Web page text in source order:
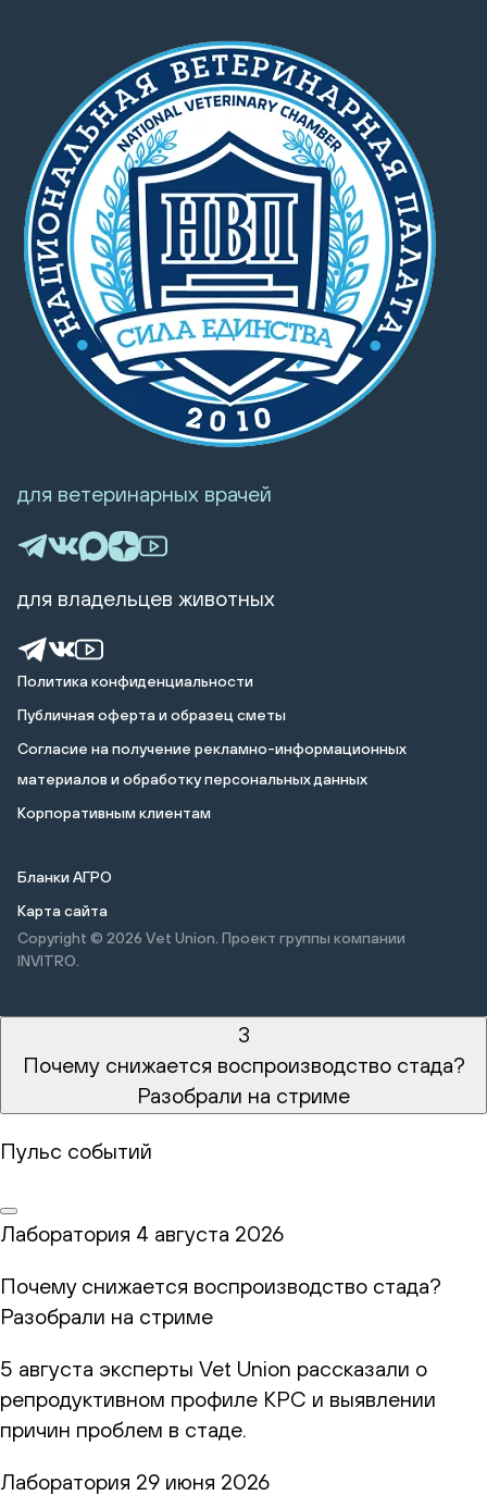
Политика конфиденциальности
Публичная оферта и образец сметы
Cогласие на получение рекламно-информационных
материалов и обработку персональных данных
Корпоративным клиентам
Бланки АГРО
Карта сайта
Copyright © 2026 Vet Union. Проект группы компании
INVITRO.
для ветеринарных врачей
для владельцев животных
3
Почему снижается воспроизводство стада?
Разобрали на стриме
Пульс событий
Лаборатория 4 августа 2026
Почему снижается воспроизводство стада?
Разобрали на стриме
5 августа эксперты Vet Union рассказали о
репродуктивном профиле КРС и выявлении
причин проблем в стаде.
Лаборатория 29 июня 2026